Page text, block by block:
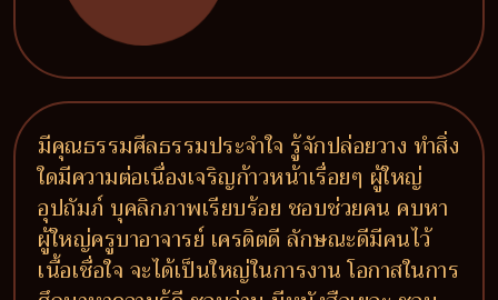
มีคุณธรรมศีลธรรมประจำใจ รู้จักปล่อยวาง ทำสิ่ง
ใดมีความต่อเนื่องเจริญก้าวหน้าเรื่อยๆ ผู้ใหญ่
อุปถัมภ์ บุคลิกภาพเรียบร้อย ชอบช่วยคน คบหา
ผู้ใหญ่ครูบาอาจารย์ เครดิตดี ลักษณะดีมีคนไว้
เนื้อเชื่อใจ จะได้เป็นใหญ่ในการงาน โอกาสในการ